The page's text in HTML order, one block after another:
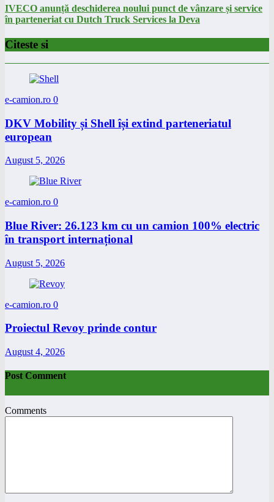
IVECO anunță deschiderea noului punct de vânzare și service
în parteneriat cu Dutch Truck Services la Deva
Citeste si
e-camion.ro 0
DKV Mobility și Shell își extind parteneriatul
european
August 5, 2026
e-camion.ro 0
Blue River: 26.123 km cu un camion 100% electric
în transport internațional
August 5, 2026
e-camion.ro 0
Proiectul Revoy prinde contur
August 4, 2026
Post Comment
Comments